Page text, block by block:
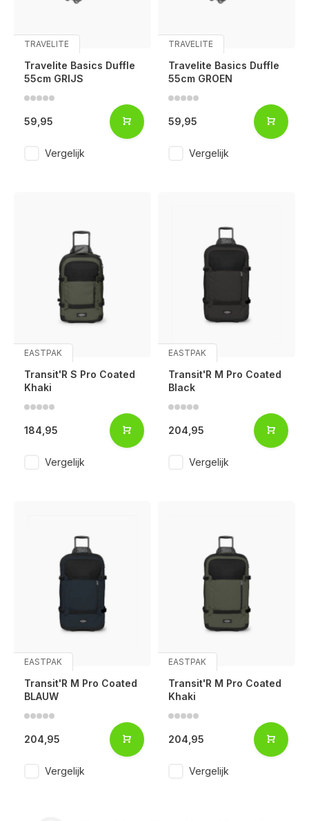
TRAVELITE
Travelite Basics Duffle
55cm GRIJS
59,95
Vergelijk
TRAVELITE
Travelite Basics Duffle
55cm GROEN
59,95
Vergelijk
EASTPAK
Transit'R S Pro Coated
Khaki
184,95
Vergelijk
EASTPAK
Transit'R M Pro Coated
Black
204,95
Vergelijk
EASTPAK
Transit'R M Pro Coated
BLAUW
204,95
Vergelijk
EASTPAK
Transit'R M Pro Coated
Khaki
204,95
Vergelijk